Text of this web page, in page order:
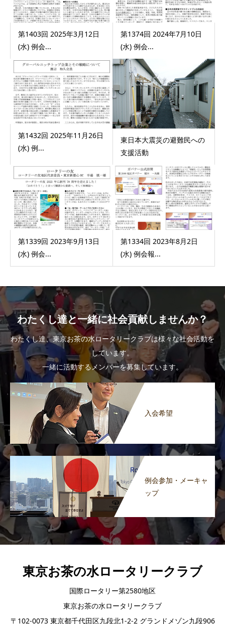
第1403回 2025年3月12日
(水) 例会...
第1374回 2024年7月10日
(水) 例会...
第1432回 2025年11月26日
(水) 例...
東日本大震災の避難民への
支援活動
第1339回 2023年9月13日
(水) 例会...
第1334回 2023年8月2日
(水) 例会報...
わたくし達と一緒に社会貢献しませんか？
わたくし達、東京お茶の水ロータリークラブは様々な社会活動を
しています。
一緒に活動するメンバーを募集しています。
入会希望
例会参加・メーキャ
ップ
東京お茶の水ロータリークラブ
国際ロータリー第2580地区
東京お茶の水ロータリークラブ
〒102-0073 東京都千代田区九段北1-2-2 グランドメゾン九段906